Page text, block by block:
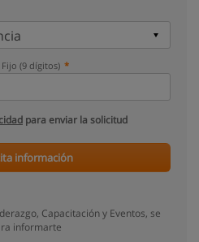
(9 dígitos)
para enviar la solicitud
información
Capacitación y Eventos, se
informarte